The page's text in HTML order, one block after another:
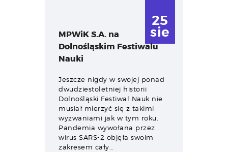
25
sie
MPWiK S.A. na
Dolnośląskim Festiwalu
Nauki
Jeszcze nigdy w swojej ponad
dwudziestoletniej historii
Dolnośląski Festiwal Nauk nie
musiał mierzyć się z takimi
wyzwaniami jak w tym roku.
Pandemia wywołana przez
wirus SARS-2 objęła swoim
zakresem cały…